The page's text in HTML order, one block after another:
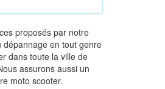
proposés par notre
en tout genre
dans toute la ville de
assurons aussi un
moto scooter.